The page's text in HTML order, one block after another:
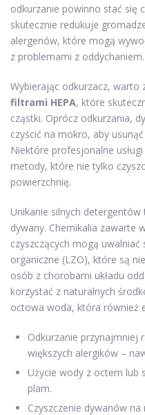
odkurzanie powinno stać się
skutecznie redukuje
alergenów, które mogą
z problemami z oddychaniem.
Wybierając odkurzacz, warto
filtrami HEPA, które
cząstki. Oprócz odkurzania,
czyścić na mokro, aby
Niektóre profesjonalne
metody, które nie tylko
powierzchnię.
Unikanie silnych
dywany. Chemikalia zawarte
czyszczących mogą
organiczne (LZO), które są
osób z chorobami układu
korzystać z naturalnych
octowa woda, która również
Odkurzanie przynajmniej
większych alergików –
Użycie wody z octem lub
plam.
Czyszczenie dywanów